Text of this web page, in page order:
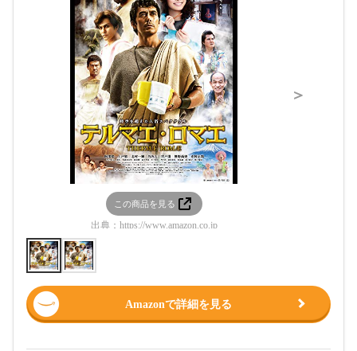
この商品を見る
出典： https://www.amazon.co.jp
＞
Amazonで詳細を見る